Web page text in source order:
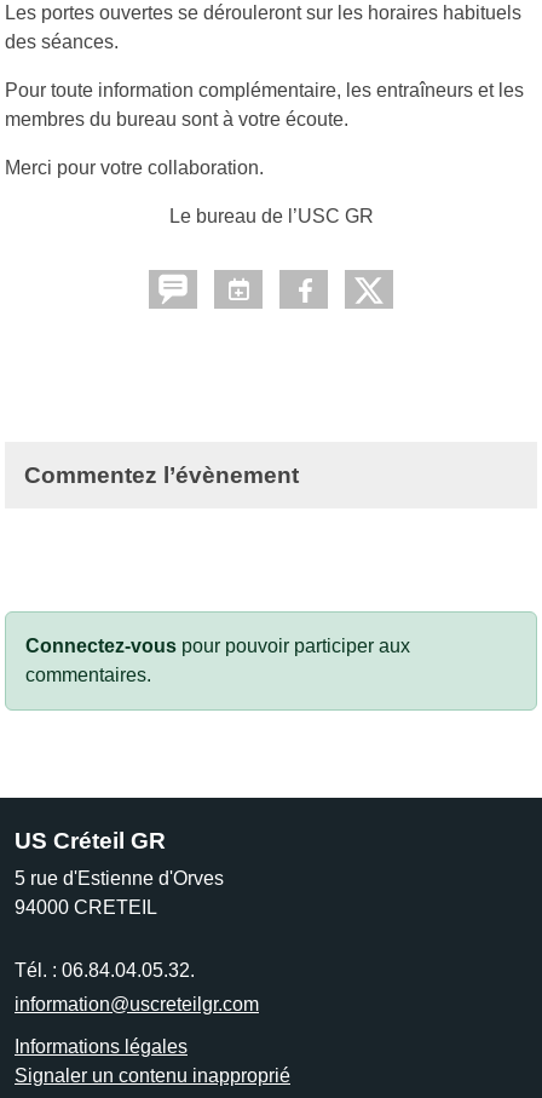
Les portes ouvertes se dérouleront sur les horaires habituels
des séances.
Pour toute information complémentaire, les entraîneurs et les
membres du bureau sont à votre écoute.
Merci pour votre collaboration.
Le bureau de l’USC GR
Commentez l’évènement
Connectez-vous pour pouvoir participer aux
commentaires.
US Créteil GR
5 rue d'Estienne d'Orves
94000 CRETEIL
Tél. : 06.84.04.05.32.
information@uscreteilgr.com
Informations légales
Signaler un contenu inapproprié